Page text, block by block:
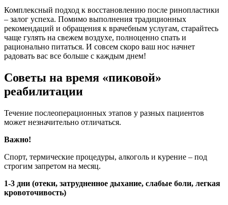
Комплексный подход к восстановлению после ринопластики
– залог успеха. Помимо выполнения традиционных
рекомендаций и обращения к врачебным услугам, старайтесь
чаще гулять на свежем воздухе, полноценно спать и
рационально питаться. И совсем скоро ваш нос начнет
радовать вас все больше с каждым днем!
Советы на время «пиковой»
реабилитации
Течение послеоперационных этапов у разных пациентов
может незначительно отличаться.
Важно!
Спорт, термические процедуры, алкоголь и курение – под
строгим запретом на месяц.
1-3 дни (отеки, затрудненное дыхание, слабые боли, легкая
кровоточивость)